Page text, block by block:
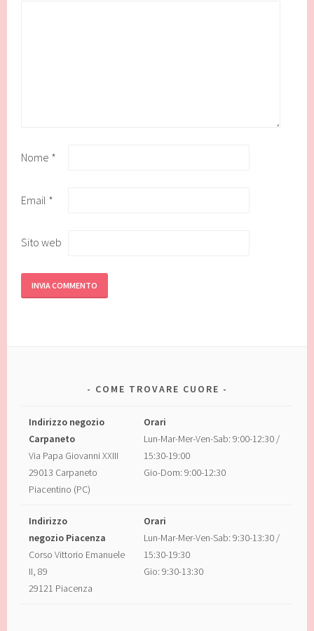
Nome *
Email *
Sito web
COME TROVARE CUORE
Indirizzo negozio
Carpaneto
Via Papa Giovanni XXIII
29013 Carpaneto
Piacentino (PC)
Orari
Lun-Mar-Mer-Ven-Sab: 9:00-12:30 /
15:30-19:00
Gio-Dom: 9:00-12:30
Indirizzo
negozio Piacenza
Corso Vittorio Emanuele
II, 89
29121 Piacenza
Orari
Lun-Mar-Mer-Ven-Sab: 9:30-13:30 /
15:30-19:30
Gio: 9:30-13:30